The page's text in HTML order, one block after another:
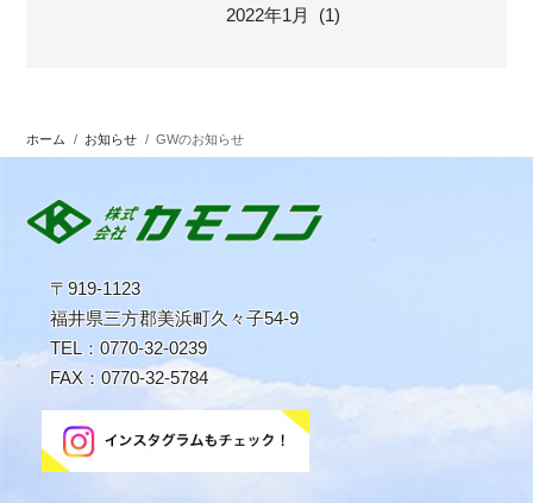
2022年1月 (1)
ホーム / お知らせ / GWのお知らせ
〒919-1123
福井県三方郡美浜町久々子54-9
TEL：0770-32-0239
FAX：0770-32-5784